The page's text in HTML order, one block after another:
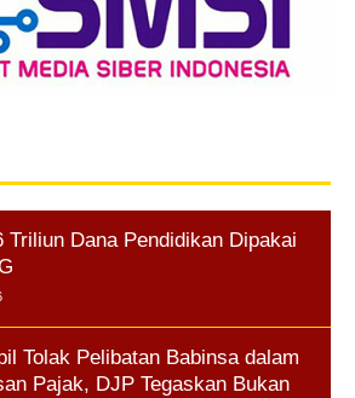
Triliun Dana Pendidikan Dipakai
Tolak Pelibatan Babinsa dalam
Pajak, DJP Tegaskan Bukan